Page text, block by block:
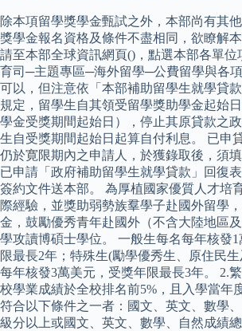
除本項留學獎學金甄試之外，本部尚有其
獎學金報名資格及條件不盡相同，欲瞭解
請至本部全球資訊網頁()，點選本部各單
育司─主題專區─海外留學─公費留學與各項
可以，但注意依「本部補助留學生就學貸
規定，留學生自其領受留學獎助學金起始
學金受獎期間起始日），停止其原貸款之
生自受獎期間起始日起算自付利息。 已申
仍於寛限期內之申請人，於獲錄取後，須
已申請「政府補助留學生就學貸款」回復
簽約文件送本部。 為厚植國家優質人才培
際經驗，並獎助弱勢族羣學子赴國外留學
金，鼓勵優秀青年赴國外（不含大陸地區
學攻讀博碩士學位。 一般生每名每年核發1
限最長2年；特殊生(勵學優秀生、原住民
每年核發3萬美元，受獎年限最長3年。 2.
校學業成績於全校排名前5%，且入學當年
符合以下條件之一者：國文、英文、數學
級分以上或國文、英文、數學、自然成績